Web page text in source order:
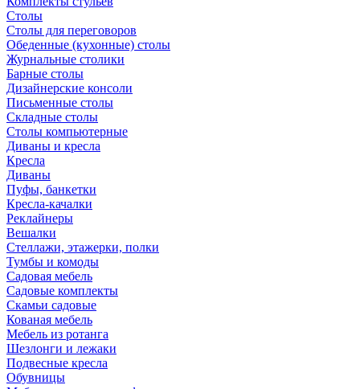
Столы
Столы для переговоров
Обеденные (кухонные) столы
Журнальные столики
Барные столы
Дизайнерские консоли
Письменные столы
Складные столы
Столы компьютерные
Диваны и кресла
Кресла
Диваны
Пуфы, банкетки
Кресла-качалки
Реклайнеры
Вешалки
Стеллажи, этажерки, полки
Тумбы и комоды
Садовая мебель
Садовые комплекты
Скамьи садовые
Кованая мебель
Мебель из ротанга
Шезлонги и лежаки
Подвесные кресла
Обувницы